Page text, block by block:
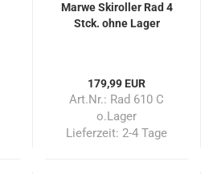
Marwe Skiroller Rad 4
Stck. ohne Lager
179,99 EUR
Art.Nr.: Rad 610 C
o.Lager
Lieferzeit: 2-4 Tage